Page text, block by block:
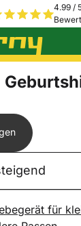
4.99 /